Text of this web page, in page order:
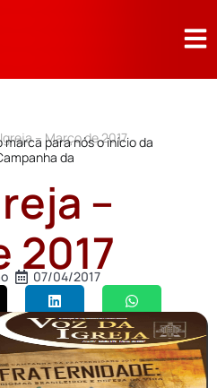
– Março de 2017
para nós o início da
da
–
2017
07/04/2017